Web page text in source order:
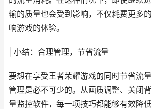
输的质量也会受到影响，不仅耗费更多
响游戏的体验。
| 小结：合理管理，节省流量
要想在享受王者荣耀游戏的同时节省流
管理是必不可少的。从画质调整、关闭
量监控软件，每一项技巧都能够有效降